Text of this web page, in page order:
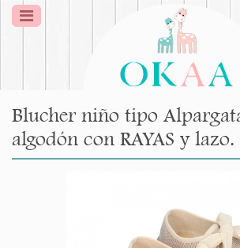
Blucher niño tipo
algodón con RAYAS y lazo.